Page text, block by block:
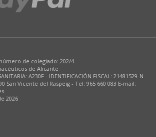
de colegiado: 202/4
de Alicante
A230F - IDENTIFICACIÓN FISCAL: 21481529-N
San Vicente del Raspeig - Tel: 965 660 083 E-mail:
2026